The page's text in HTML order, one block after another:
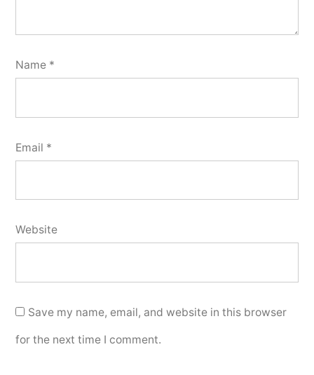
Name *
Email *
Website
Save my name, email, and website in this browser
for the next time I comment.